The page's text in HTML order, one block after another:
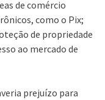
de comércio
como o Pix;
de propriedade
ao mercado de
prejuízo para